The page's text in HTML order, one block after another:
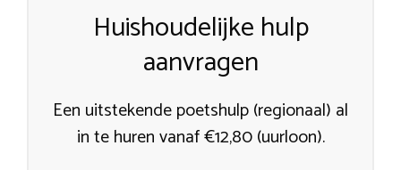
Huishoudelijke hulp
aanvragen
Een uitstekende poetshulp (regionaal) al
in te huren vanaf €12,80 (uurloon).